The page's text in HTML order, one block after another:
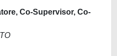
Co-Supervisor, Co-